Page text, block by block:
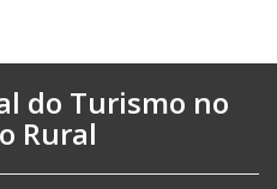
do Turismo no
Rural